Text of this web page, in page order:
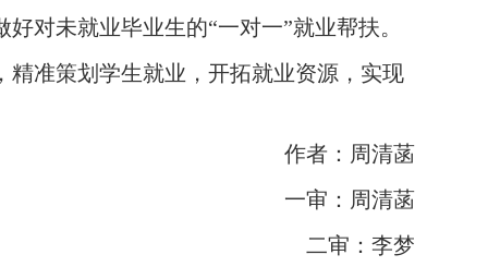
好对未就业毕业生的“一对一”就业帮扶。
精准策划学生就业，开拓就业资源，实现
作者：周清菡
一审：周清菡
二审：李梦